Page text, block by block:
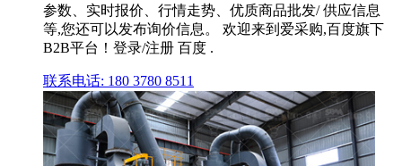
参数、实时报价、行情走势、优质商品批发/ 供应信息
等,您还可以发布询价信息。 欢迎来到爱采购,百度旗下
B2B平台！登录/注册 百度 .
联系电话: 180 3780 8511